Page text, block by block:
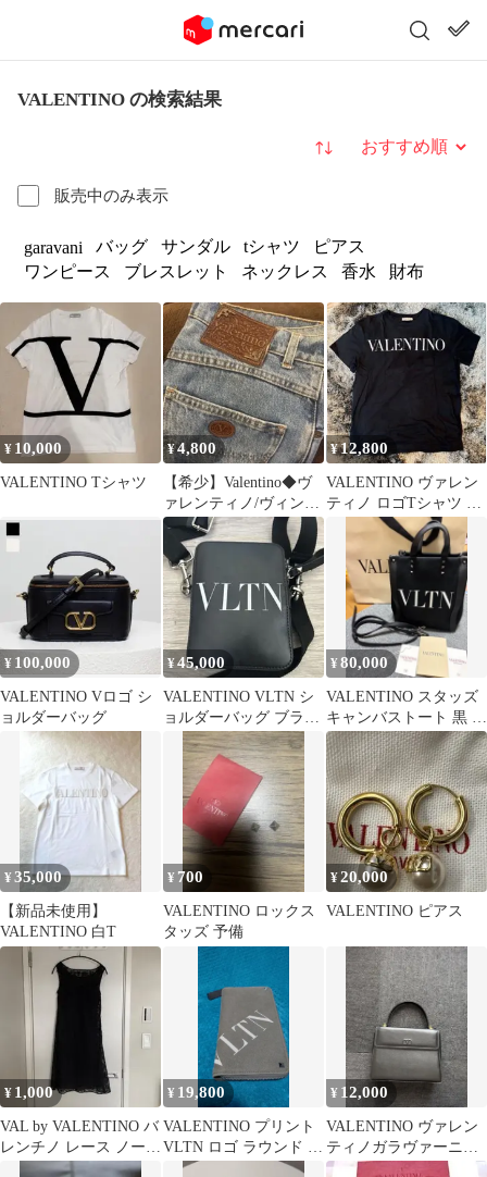
VALENTINO の検索結果
販売中のみ表示
並び替え
garavani バッグ サンダル tシャツ
ピアス
ワンピース
ブレスレット ネックレス 香水 財布
¥ 10,000
VALENTINO Tシャツ
¥4,800
【希少】Valentino◆ヴ
ァレンティノ/ヴィンテ
ージ/イタリア製/90s/L
¥12,800
VALENTINO ヴァレン
ティノ ロゴTシャツ ブ
ラック 半袖 コットン
¥ 100,000
VALENTINO Vロゴ シ
ョルダーバッグ
¥45,000
VALENTINO VLTN シ
ョルダーバッグ ブラッ
¥80,000
VALENTINO スタッズ
キャンバストート 黒 ブ
ラック 2way
¥35,000
【新品未使用】
VALENTINO 白T
¥ 700
VALENTINO ロックス
タッズ 予備
¥20,000
VALENTINO ピアス
¥ 1,000
VAL by VALENTINO バ
レンチノ レース ノース
リーブワンピース
¥ 19,800
VALENTINO プリント
VLTN ロゴ ラウンド 長
財布 キャンバス
¥ 12,000
VALENTINO ヴァレン
ティノガラヴァーニレ
ザーバッグ 2way